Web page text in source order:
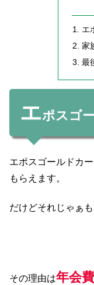
エ
家
最
エポスゴ
エポスゴールドカ
もらえます。
だけどそれじゃぁも
その理由は年会